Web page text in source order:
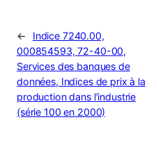
←
Indice 7240.00,
000854593, 72-40-00,
Services des banques de
données, Indices de prix à la
production dans l’industrie
(série 100 en 2000)